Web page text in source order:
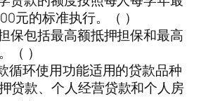
元的标准执行。（ ）
保包括最高额抵押担保和最高
（ ）
循环使用功能适用的贷款品种
贷款、个人经营贷款和个人房